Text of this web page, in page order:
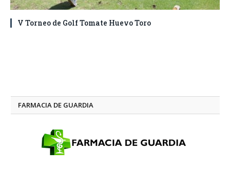
V Torneo de Golf Tomate Huevo Toro
FARMACIA DE GUARDIA